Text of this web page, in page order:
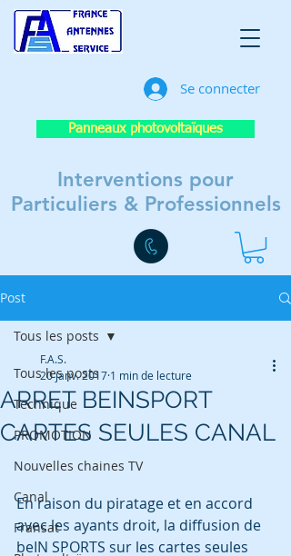
Se connecter
Panneaux photovoltaïques
Interventions pour
Particuliers & Professionnels
Post
Tous les posts
Technique
PROMOTION
Nouvelles chaines TV
Canal
Fransat
Tous les posts
ARRET BEINSPORT
CARTES SEULES CANAL
F.A.S.
20 janv. 2017 1 min de lecture
En raison du piratage et en accord
avec les ayants droit, la diffusion de
beIN SPORTS sur les cartes seules